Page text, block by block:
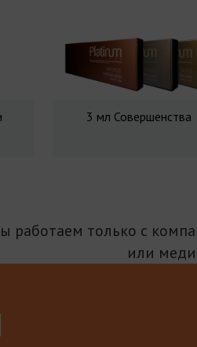
3 мл Совершенства
работаем только с
или